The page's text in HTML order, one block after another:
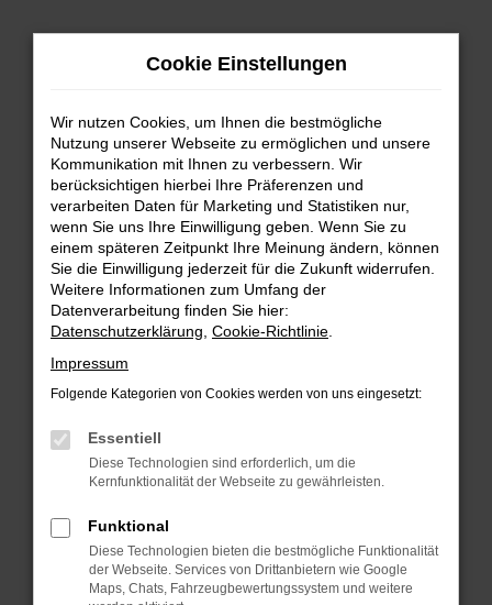
Zum
FEHLER: NETWORK ERROR
Beim Laden ist ein Fehler aufgetreten.
Hier sind ein paar Tipps, die dir helfen können:
Überprüfe deine Firewall und deine
Internetverbindung.
Laden andere Webseiten, zum Beispiel deine
Manche Erweiterungen, wie Werbeblocker,
verhindern. Funktioniert die Seite in einem
anderen Browser oder in einem privaten
Fenster?
Cookie Einstellungen
Wir nutzen Cookies, um Ihnen die bestmögliche
Nutzung unserer Webseite zu ermöglichen und unsere
Kommunikation mit Ihnen zu verbessern. Wir
berücksichtigen hierbei Ihre Präferenzen und
verarbeiten Daten für Marketing und Statistiken nur,
wenn Sie uns Ihre Einwilligung geben. Wenn Sie zu
einem späteren Zeitpunkt Ihre Meinung ändern, können
Sie die Einwilligung jederzeit für die Zukunft widerrufen.
Weitere Informationen zum Umfang der
Datenverarbeitung finden Sie hier:
Datenschutzerklärung Cookie-Richtlinie
Impressum
Folgende Kategorien von Cookies werden von uns eingesetzt:
Essentiell
Diese Technologien sind erforderlich, um die
Kernfunktionalität der Webseite zu gewährleisten.
Funktional
Diese Technologien bieten die bestmögliche Funktionalität
der Webseite. Services von Drittanbietern wie Google
Maps, Chats, Fahrzeugbewertungssystem und weitere